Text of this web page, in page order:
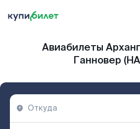
Авиабилеты
Ганновер